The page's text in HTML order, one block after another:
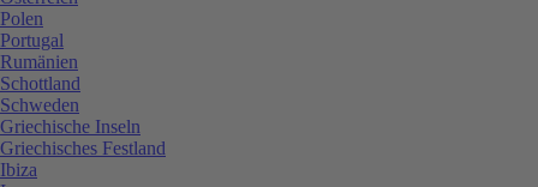
Polen
Portugal
Rumänien
Schottland
Schweden
Griechische Inseln
Griechisches Festland
Ibiza